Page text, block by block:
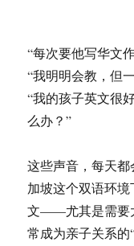
“每次要他写华文
“我明明会教，但
“我的孩子英文很
么办？”
这些声音，每天都
加坡这个双语环
文——尤其是需要
常成为亲子关系的